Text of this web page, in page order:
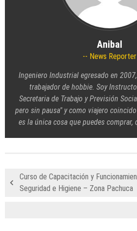
Anibal
News Reporter
Ingeniero Industrial egresado en
trabajador de hobbie. Soy
Secretaria de Trabajo y Previsión
pero sin pausa" y como viajero
es la única cosa que puedes comprar,
Curso de Capacitación y
Seguridad e Higiene – Zona Pachuca